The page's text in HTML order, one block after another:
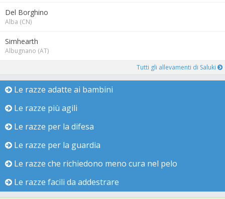
Del Borghino
Alba (CN)
Simhearth
Albugnano (AT)
Tutti gli allevamenti di Saluki
Le razze adatte ai bambini
Le razze più agili
Le razze per la difesa
Le razze per la guardia
Le razze che richiedono meno cura nel pelo
Le razze facili da addestrare